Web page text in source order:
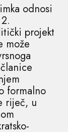
odnosi
projekt
može
formalno
riječ, u